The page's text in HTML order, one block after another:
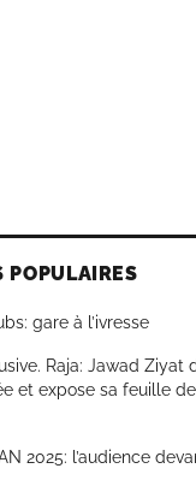
POPULAIRES
gare à l’ivresse
Raja: Jawad Ziyat
et expose sa feuille
2025: l’audience